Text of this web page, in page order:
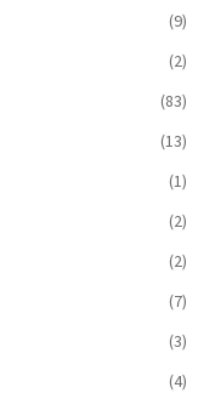
(9)
(2)
(83)
(13)
(1)
(2)
(2)
(7)
(3)
(4)